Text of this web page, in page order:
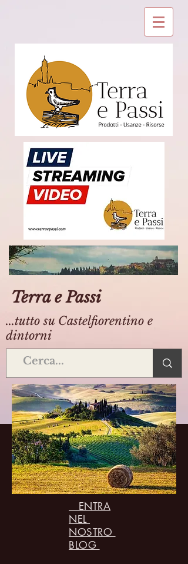
Terra e Passi
...tutto su Castelfiorentino e
dintorni
ENTRA
NEL
NOSTRO
BLOG